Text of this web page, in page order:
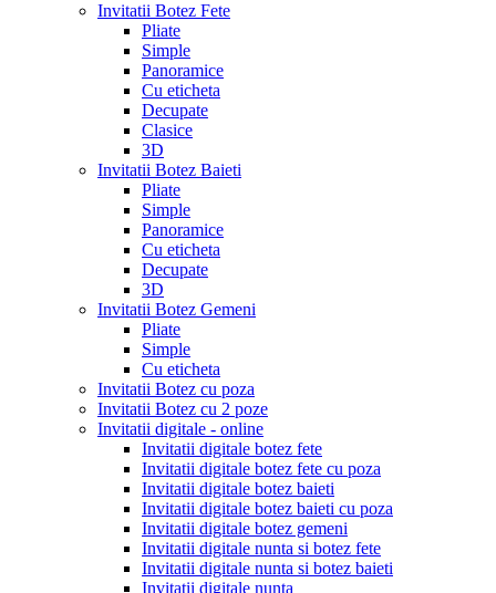
Invitatii Botez Fete
Pliate
Simple
Panoramice
Cu eticheta
Decupate
Clasice
3D
Invitatii Botez Baieti
Pliate
Simple
Panoramice
Cu eticheta
Decupate
3D
Invitatii Botez Gemeni
Pliate
Simple
Cu eticheta
Invitatii Botez cu poza
Invitatii Botez cu 2 poze
Invitatii digitale - online
Invitatii digitale botez fete
Invitatii digitale botez fete cu poza
Invitatii digitale botez baieti
Invitatii digitale botez baieti cu poza
Invitatii digitale botez gemeni
Invitatii digitale nunta si botez fete
Invitatii digitale nunta si botez baieti
Invitatii digitale nunta